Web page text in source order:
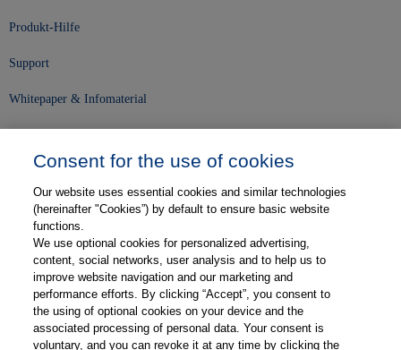
Produkt-Hilfe
Support
Whitepaper & Infomaterial
Karriere
Kontakt
Web-Semniare
Anwenderberichte
Consent for the use of cookies
Our website uses essential cookies and similar technologies
(hereinafter "Cookies”) by default to ensure basic website
functions.
We use optional cookies for personalized advertising,
content, social networks, user analysis and to help us to
improve website navigation and our marketing and
performance efforts. By clicking “Accept”, you consent to
the using of optional cookies on your device and the
associated processing of personal data. Your consent is
voluntary, and you can revoke it at any time by clicking the